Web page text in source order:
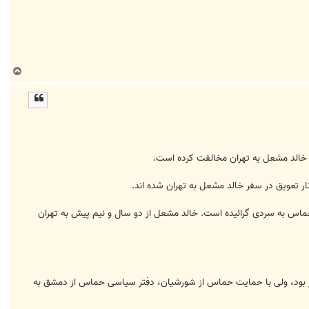
ا
مشعل به تهران مخالفت کرده است.
تعویق در سفر خالد مشعل به تهران شده اند.
به سردی گرائیده است. خالد مشعل از دو سال و نیم پیش به تهران
بود، ولی با حمایت حماس از شورشیان، دفتر سیاسی حماس از دمشق به